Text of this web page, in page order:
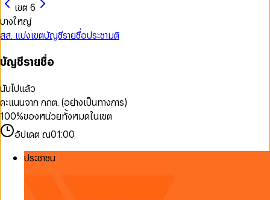
เขต 6
บางใหญ่
สส. แบ่งเขตบัญชีรายชื่อประชามติ
บัญชีรายชื่อ
นับไปแล้ว
คะแนนจาก กกต. (อย่างเป็นทางการ)
100%ของหน่วยทั้งหมดในเขต
อัปเดต ณ01:00
ประชาชน